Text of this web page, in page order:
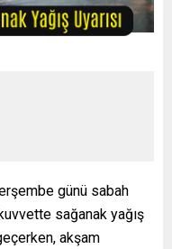
günü sabah
sağanak yağış
akşam